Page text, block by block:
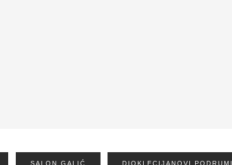
SALON GALIĆ DIOKLECIJANOVI PODRUMI